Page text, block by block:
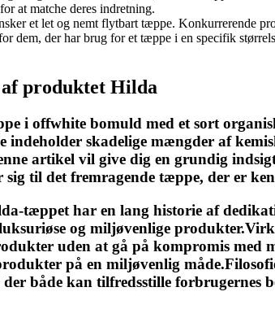
at matche deres indretning.
et let og nemt flytbart tæppe. Konkurrerende
dem, der har brug for et tæppe i en specifik
af produktet Hilda
i offwhite bomuld med et sort
skadelige mængder af
artikel vil give dig en grundig
til det fremragende tæppe, der er
tæppet har en lang historie af
og miljøvenlige
uden at gå på kompromis
på en miljøvenlig
både kan tilfredsstille forbrugernes